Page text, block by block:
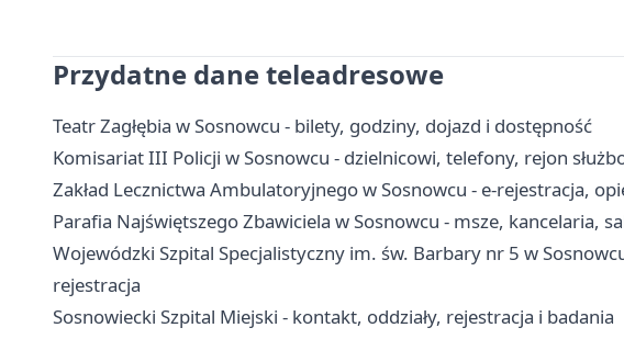
Przydatne dane teleadresowe
Teatr Zagłębia w Sosnowcu - bilety, godziny, dojazd i dostępność
Komisariat III Policji w Sosnowcu - dzielnicowi, telefony, rejon
Zakład Lecznictwa Ambulatoryjnego w Sosnowcu - e-rejestracja,
Parafia Najświętszego Zbawiciela w Sosnowcu - msze, kancelaria,
Wojewódzki Szpital Specjalistyczny im. św. Barbary nr 5 w
rejestracja
Sosnowiecki Szpital Miejski - kontakt, oddziały, rejestracja i badania